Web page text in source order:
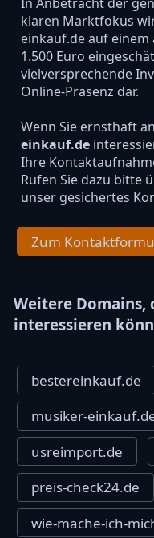
klaren Marktfokus
einkauf.de auf
1.500 Euro
vielversprechende
Online-Präsenz dar.
Wenn Sie ernsthaft
einkauf.de
Ihre
Rufen Sie dazu bitte
unser gesichertes
Zum
Weitere Domains,
interessieren
bestereinkauf.de
musiker-
usreimport.de
preis-check24.de
wie-mache-ich-